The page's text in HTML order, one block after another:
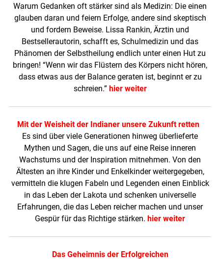
Warum Gedanken oft stärker sind als Medizin: Die einen
glauben daran und feiern Erfolge, andere sind skeptisch
und fordern Beweise. Lissa Rankin, Ärztin und
Bestsellerautorin, schafft es, Schulmedizin und das
Phänomen der Selbstheilung endlich unter einen Hut zu
bringen! “Wenn wir das Flüstern des Körpers nicht hören,
dass etwas aus der Balance geraten ist, beginnt er zu
schreien.” hier weiter
Mit der Weisheit der Indianer unsere Zukunft retten
Es sind über viele Generationen hinweg überlieferte
Mythen und Sagen, die uns auf eine Reise inneren
Wachstums und der Inspiration mitnehmen. Von den
Ältesten an ihre Kinder und Enkelkinder weitergegeben,
vermitteln die klugen Fabeln und Legenden einen Einblick
in das Leben der Lakota und schenken universelle
Erfahrungen, die das Leben reicher machen und unser
Gespür für das Richtige stärken. hier weiter
Das Geheimnis der Erfolgreichen